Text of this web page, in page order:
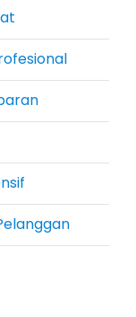
sopir
lebih
bagi
mandiri.
segmen
maupun